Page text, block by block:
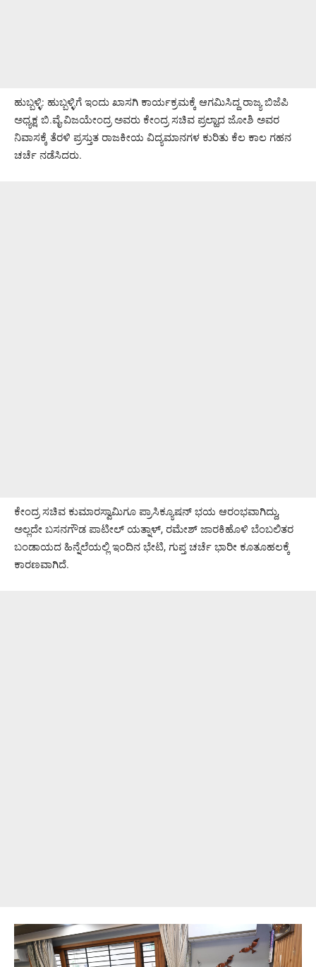
ಹುಬ್ಬಳ್ಳಿ: ಹುಬ್ಬಳ್ಳಿಗೆ ಇಂದು ಖಾಸಗಿ ಕಾರ್ಯಕ್ರಮಕ್ಕೆ ಆಗಮಿಸಿದ್ದ ರಾಜ್ಯ ಬಿಜೆಪಿ
ಅಧ್ಯಕ್ಷ ಬಿ.ವೈ.ವಿಜಯೇಂದ್ರ ಅವರು ಕೇಂದ್ರ ಸಚಿವ ಪ್ರಲ್ಹಾದ ಜೋಶಿ ಅವರ
ನಿವಾಸಕ್ಕೆ ತೆರಳಿ ಪ್ರಸ್ತುತ ರಾಜಕೀಯ ವಿದ್ಯಮಾನಗಳ ಕುರಿತು ಕೆಲ ಕಾಲ ಗಹನ
ಚರ್ಚೆ ನಡೆಸಿದರು.
ಕೇಂದ್ರ ಸಚಿವ ಕುಮಾರಸ್ವಾಮಿಗೂ ಪ್ರಾಸಿಕ್ಯೂಷನ್ ಭಯ ಆರಂಭವಾಗಿದ್ದು,
ಅಲ್ಲದೇ ಬಸನಗೌಡ ಪಾಟೀಲ್ ಯತ್ನಾಳ್, ರಮೇಶ್ ಜಾರಕಿಹೊಳಿ ಬೆಂಬಲಿತರ
ಬಂಡಾಯದ ಹಿನ್ನೆಲೆಯಲ್ಲಿ ಇಂದಿನ ಭೇಟಿ, ಗುಪ್ತ ಚರ್ಚೆ ಭಾರೀ ಕೂತೂಹಲಕ್ಕೆ
ಕಾರಣವಾಗಿದೆ.